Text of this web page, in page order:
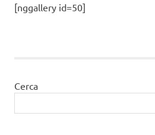
[nggallery id=50]
Cerca